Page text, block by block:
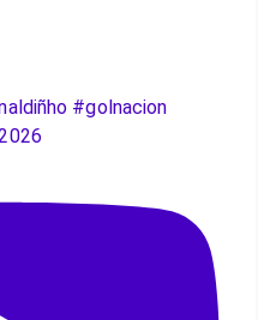
#golnacion